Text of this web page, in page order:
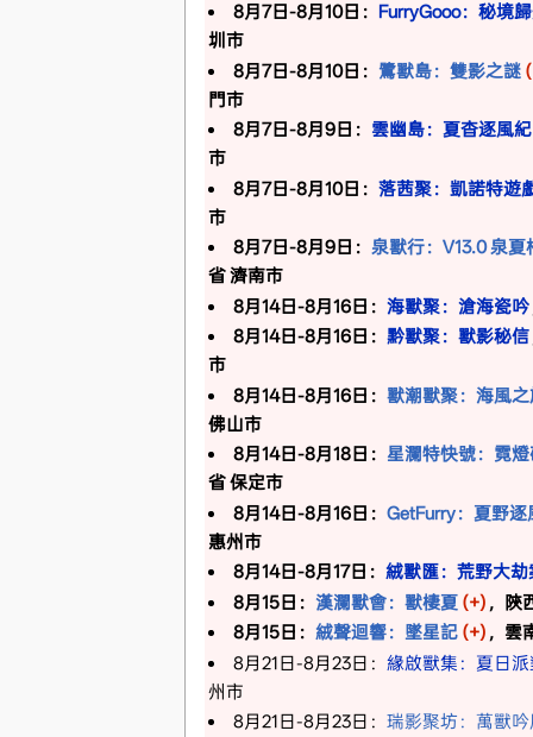
8月7日-8月10日： FurryGooo：秘境
圳市
8月7日-8月10日： 鷺獸島：雙影之謎
門市
8月7日-8月9日： 雲幽島：夏杳逐風紀
市
8月7日-8月10日： 落茜聚：凱諾特遊
市
8月7日-8月9日： 泉獸行：V13.0 泉夏
省 濟南市
8月14日-8月16日： 海獸聚：滄海瓷吟
8月14日-8月16日： 黔獸聚：獸影秘信
市
8月14日-8月16日： 獸潮獸聚：海風之
佛山市
8月14日-8月18日： 星瀾特快號：霓
省 保定市
8月14日-8月16日： GetFurry：夏野逐
惠州市
8月14日-8月17日： 絨獸匯：荒野大劫
8月15日： 漢瀾獸會：獸棲夏 (+) ，陝
8月15日： 絨聲迴響：墜星記 (+) ，雲
8月21日-8月23日： 緣啟獸集：夏日派
州市
8月21日-8月23日： 瑞影聚坊：萬獸